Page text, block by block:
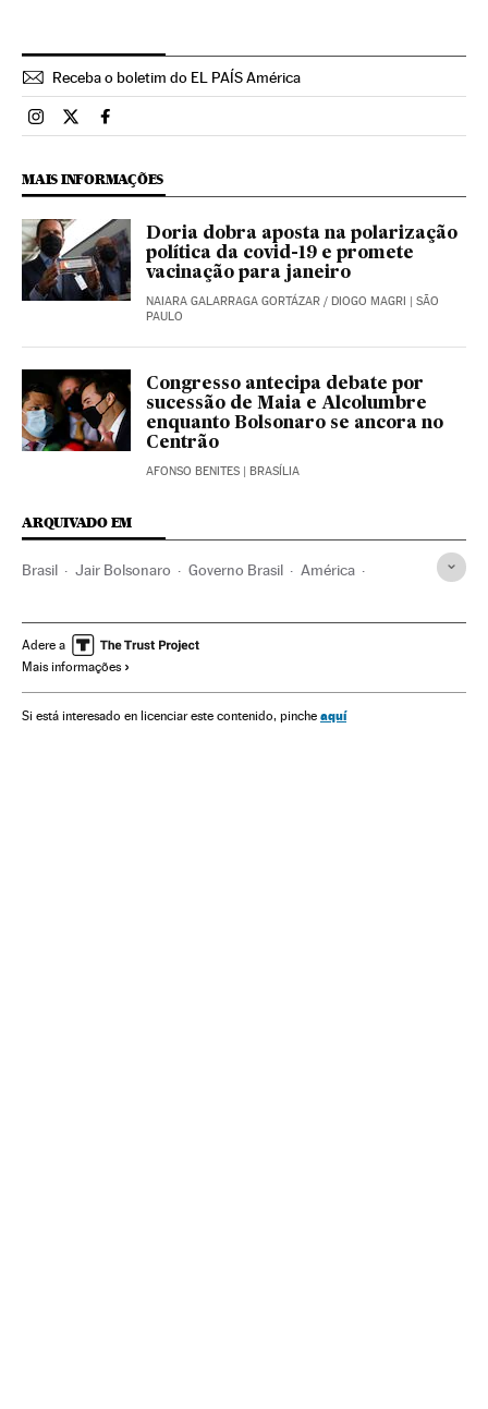
Receba o boletim do EL PAÍS América
Brasil El País Brasil en Instagram
Brasil El País Brasil en Twitter
Brasil El País Brasil en Facebook
MAIS INFORMAÇÕES
Doria dobra aposta na polarização
política da covid-19 e promete
vacinação para janeiro
NAIARA GALARRAGA GORTÁZAR / DIOGO MAGRI | SÃO
PAULO
Congresso antecipa debate por
sucessão de Maia e Alcolumbre
enquanto Bolsonaro se ancora no
Centrão
AFONSO BENITES | BRASÍLIA
ARQUIVADO EM
Brasil Jair Bolsonaro Governo Brasil América
Rodrigo Maia Davi Alcolumbre
Senado Federal
Gilmar Mendes Alexandre de Moraes Luiz Edson Fachin
Adere a
Mais informações
Si está interesado en licenciar este contenido, pinche aquí